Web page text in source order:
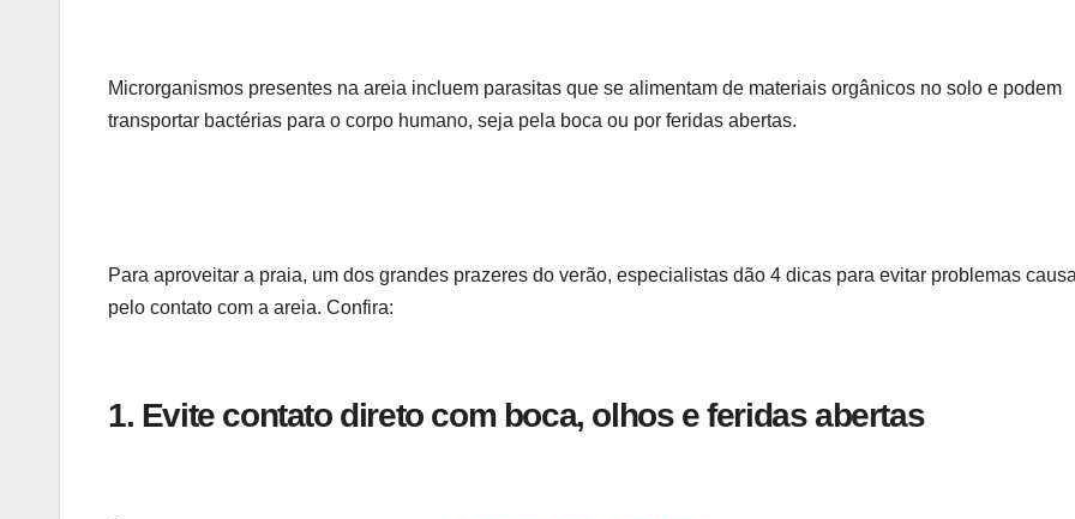
Microrganismos presentes na areia incluem parasitas que se alimentam de materiais orgânicos no solo e podem
transportar bactérias para o corpo humano, seja pela boca ou por feridas abertas.
Para aproveitar a praia, um dos grandes prazeres do verão, especialistas dão 4 dicas para evitar problemas
pelo contato com a areia. Confira:
1. Evite contato direto com boca, olhos e feridas abertas